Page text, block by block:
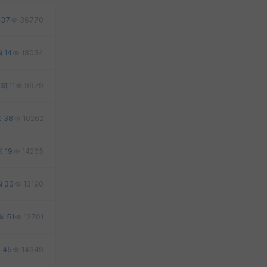
37 36770
14 18034
11 9979
38 10262
19 14265
33 13190
51 12701
45 14349